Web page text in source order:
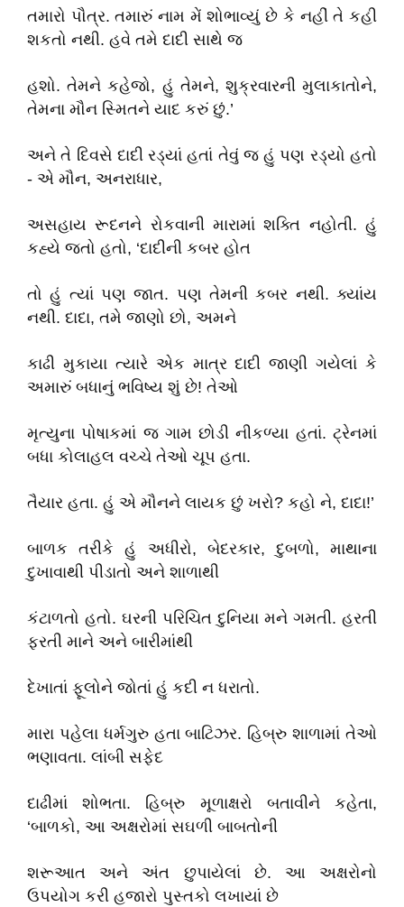
તમારો પૌત્ર. તમારું નામ મેં શોભાવ્યું છે કે નહીં તે કહી
શકતો નથી. હવે તમે દાદી સાથે જ
હશો. તેમને કહેજો, હું તેમને, શુક્રવારની મુલાકાતોને,
તેમના મૌન સ્મિતને યાદ કરું છું.’
અને તે દિવસે દાદી રડ્યાં હતાં તેવું જ હું પણ રડ્યો હતો
- એ મૌન, અનરાધાર,
અસહાય રૂદનને રોકવાની મારામાં શક્તિ નહોતી. હું
કહ્યે જતો હતો, ‘દાદીની કબર હોત
તો હું ત્યાં પણ જાત. પણ તેમની કબર નથી. ક્યાંય
નથી. દાદા, તમે જાણો છો, અમને
કાઢી મુકાયા ત્યારે એક માત્ર દાદી જાણી ગયેલાં કે
અમારું બધાનું ભવિષ્ય શું છે! તેઓ
મૃત્યુના પોષાકમાં જ ગામ છોડી નીકળ્યા હતાં. ટ્રેનમાં
બધા કોલાહલ વચ્ચે તેઓ ચૂપ હતા.
તૈયાર હતા. હું એ મૌનને લાયક છું ખરો? કહો ને, દાદા!’
બાળક તરીકે હું અધીરો, બેદરકાર, દુબળો, માથાના
દુખાવાથી પીડાતો અને શાળાથી
કંટાળતો હતો. ઘરની પરિચિત દુનિયા મને ગમતી. હરતી
ફરતી માને અને બારીમાંથી
દેખાતાં ફૂલોને જોતાં હું કદી ન ધરાતો.
મારા પહેલા ધર્મગુરુ હતા બાટિઝર. હિબ્રુ શાળામાં તેઓ
ભણાવતા. લાંબી સફેદ
દાઢીમાં શોભતા. હિબ્રુ મૂળાક્ષરો બતાવીને કહેતા,
‘બાળકો, આ અક્ષરોમાં સઘળી બાબતોની
શરૂઆત અને અંત છુપાયેલાં છે. આ અક્ષરોનો
ઉપયોગ કરી હજારો પુસ્તકો લખાયાં છે